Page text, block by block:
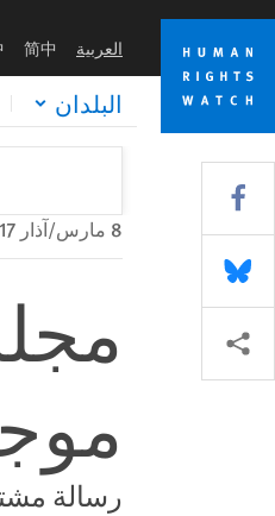
Skip
cookie
privacy
notice
Skip
main
content
العربية 简中
البلدان
8 مارس/آذار 2017 12:01AM EST
رسالة
Share this via Facebook
Share this via Bluesky
Share this via مشاركة